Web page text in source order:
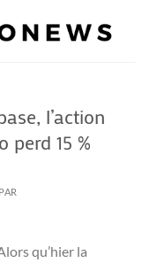
l’action
15 %
PAR
qu’hier la